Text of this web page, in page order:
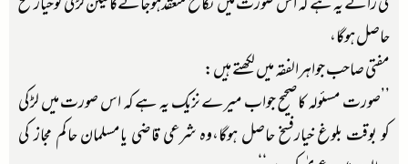
حاصل ہوگا،
مفتی صاحب جواہرالفقہ میں لکھتے ہیں:
’’صورت مسئولہ کاصحیح جواب میرے نزیک یہ ہے کہ اس صورت میں لڑکی
کو بوقت بلوغ خیارفسخ حاصل ہوگا،وہ شرعی قاضی یامسلمان حاکم مجاز کی